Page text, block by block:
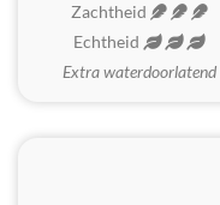
Zachtheid
Echtheid
Extra waterdoorlatend